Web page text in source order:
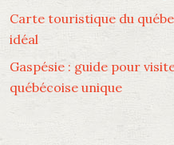
Carte touristique du
idéal
Gaspésie : guide pour
québécoise unique